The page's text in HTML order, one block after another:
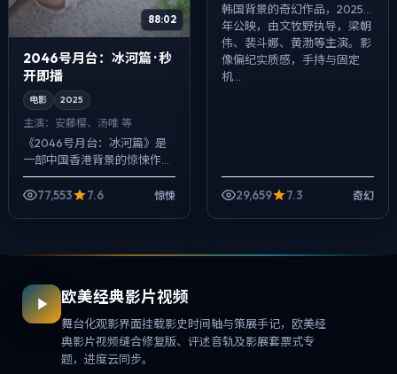
88:02
2046号月台：冰河篇 · 秒
开即播
电影 2025
主演： 安藤樱、汤唯 等
《2046号月台：冰河篇》是
一部中国香港背景的惊悚作
品，2025年公映，由乌尔善
执导，安藤樱、汤唯、金高银
77,553 7.6 惊悚
韩国背景的奇幻作品，2025
年公映，由文牧野执导，梁朝
伟、裴斗娜、黄渤等主演。影
像偏纪实质感，手持与固定
机...
29,659 7.3 奇幻
欧美经典影片视频
舞台化观影界面挂载影史时间轴与策展手记，欧美经
典影片视频缝合修复版、评述音轨及影展套票式专
题，进度云同步。